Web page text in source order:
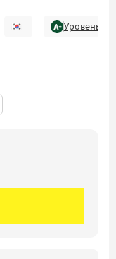
Уровень